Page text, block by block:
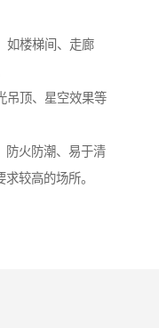
如楼梯间、走廊
吊顶、星空效果等
防火防潮、易于清
较高的场所。